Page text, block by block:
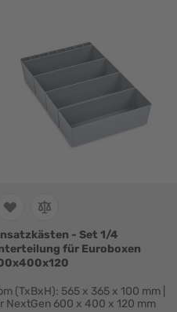
- Set 1/4
für Euroboxen
(TxBxH): 565 x 365 x 100 mm |
NextGen 600 x 400 x 120 mm